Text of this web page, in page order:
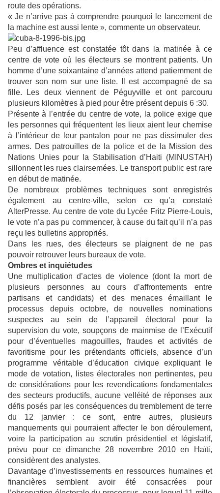
route des opérations.
« Je n’arrive pas à comprendre pourquoi le lancement de
la machine est aussi lente », commente un observateur.
Peu d’affluence est constatée tôt dans la matinée à ce
centre de vote où les électeurs se montrent patients. Un
homme d’une soixantaine d’années attend patiemment de
trouver son nom sur une liste. Il est accompagné de sa
fille. Les deux viennent de Péguyville et ont parcouru
plusieurs kilomètres à pied pour être présent depuis 6 :30.
Présente à l’entrée du centre de vote, la police exige que
les personnes qui fréquentent les lieux aient leur chemise
à l’intérieur de leur pantalon pour ne pas dissimuler des
armes. Des patrouilles de la police et de la Mission des
Nations Unies pour la Stabilisation d’Haiti (MINUSTAH)
sillonnent les rues clairsemées. Le transport public est rare
en début de matinée.
De nombreux problèmes techniques sont enregistrés
également au centre-ville, selon ce qu’a constaté
AlterPresse. Au centre de vote du Lycée Fritz Pierre-Louis,
le vote n’a pas pu commencer, à cause du fait qu’il n’a pas
reçu les bulletins appropriés.
Dans les rues, des électeurs se plaignent de ne pas
pouvoir retrouver leurs bureaux de vote.
Ombres et inquiétudes
Une multiplication d’actes de violence (dont la mort de
plusieurs personnes au cours d’affrontements entre
partisans et candidats) et des menaces émaillant le
processus depuis octobre, de nouvelles nominations
suspectes au sein de l’appareil électoral pour la
supervision du vote, soupçons de mainmise de l’Exécutif
pour d’éventuelles magouilles, fraudes et activités de
favoritisme pour les prétendants officiels, absence d’un
programme véritable d’éducation civique expliquant le
mode de votation, listes électorales non pertinentes, peu
de considérations pour les revendications fondamentales
des secteurs productifs, aucune velléité de réponses aux
défis posés par les conséquences du tremblement de terre
du 12 janvier : ce sont, entre autres, plusieurs
manquements qui pourraient affecter le bon déroulement,
voire la participation au scrutin présidentiel et législatif,
prévu pour ce dimanche 28 novembre 2010 en Haïti,
considèrent des analystes.
Davantage d’investissements en ressources humaines et
financières semblent avoir été consacrées pour